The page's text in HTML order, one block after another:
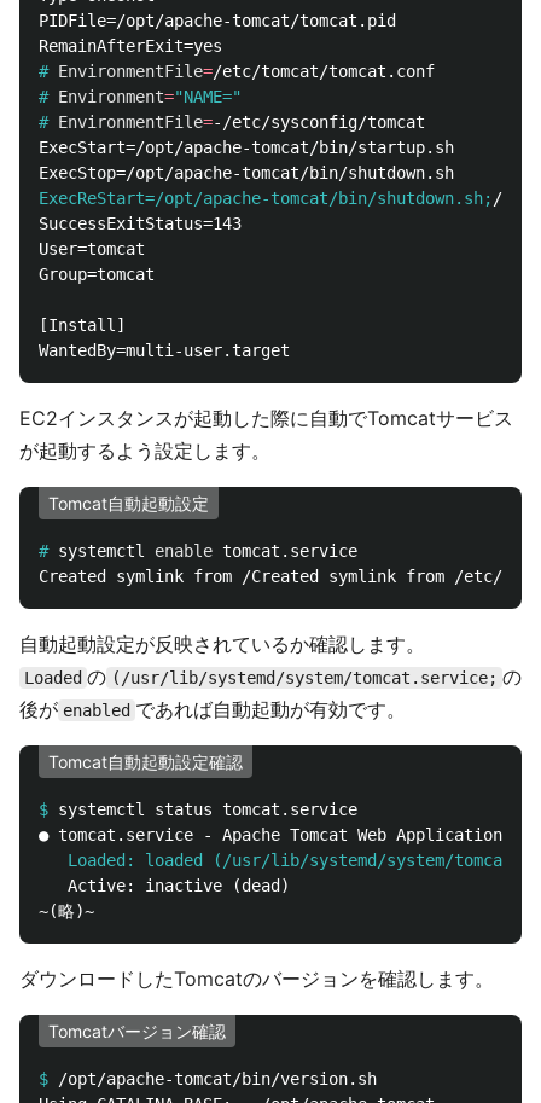
PIDFile=/opt/apache-tomcat/tomcat.pid
# EnvironmentFile=
# Environment="NAME="
# EnvironmentFile=
ExecStart=/opt/apache-tomcat/bin/startup.sh
ExecReStart=/opt/apache-tomcat/bin/shutdown.sh;
SuccessExitStatus=143
User=tomcat
Group=tomcat
[Install]
EC2インスタンスが起動した際に自動でTomcatサービス
が起動するよう設定します。
Tomcat自動起動設定
# systemctl enable
自動起動設定が反映されているか確認します。
Loaded の (/usr/lib/systemd/system/tomcat.service; の
後が enabled であれば自動起動が有効です。
Tomcat自動起動設定確認
$
Loaded: loaded (/usr/lib/systemd/system/
   Active: inactive (dead)
ダウンロードしたTomcatのバージョンを確認します。
Tomcatバージョン確認
$